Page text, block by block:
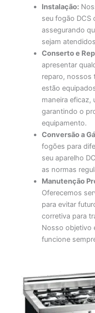
Instalação:
seu fogão DCS
assegurando
sejam
Conserto e
apresentar
reparo, nossos
estão
maneira eficaz,
garantindo o
equipamento.
Conversão a
fogões para
seu aparelho
as normas
Manutenção
Oferecemos
para evitar
corretiva para
Nosso objetivo
funcione